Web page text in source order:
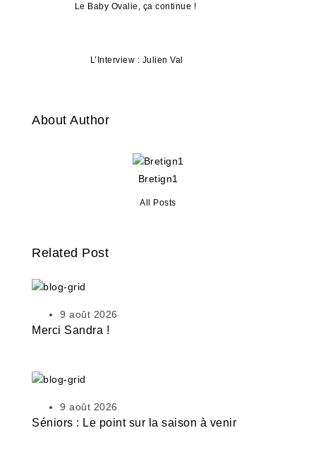
Le Baby Ovalie, ça continue !
L’Interview : Julien Val
About Author
Bretign1
All Posts
Related Post
9 août 2026
Merci Sandra !
9 août 2026
Séniors : Le point sur la saison à venir